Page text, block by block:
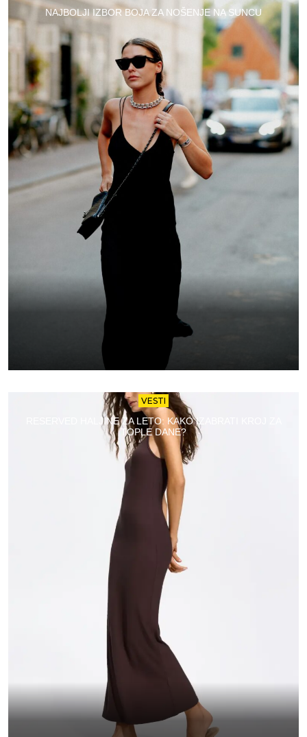
NAJBOLJI IZBOR BOJA ZA NOŠENJE NA SUNCU
VESTI
RESERVED HALJINE ZA LETO: KAKO IZABRATI KROJ ZA
TOPLE DANE?